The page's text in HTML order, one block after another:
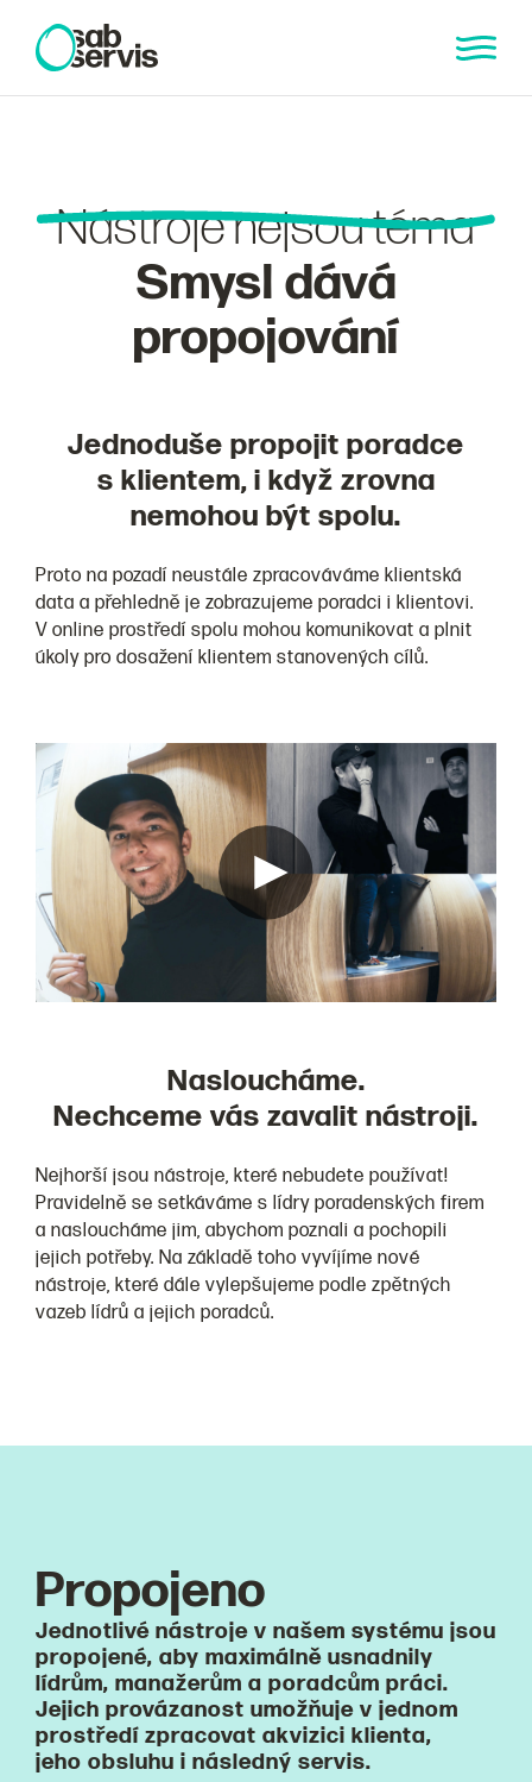
Nástroje nejsou téma
Smysl dává
propojování
Jednoduše propojit poradce
s klientem, i když zrovna
nemohou být spolu.
Proto na pozadí neustále zpracováváme klientská
data a přehledně je zobrazujeme poradci i klientovi.
V online prostředí spolu mohou komunikovat a plnit
úkoly pro dosažení klientem stanovených cílů.
Nasloucháme.
Nechceme vás zavalit nástroji.
Nejhorší jsou nástroje, které nebudete používat!
Pravidelně se setkáváme s lídry poradenských firem
a nasloucháme jim, abychom poznali a pochopili
jejich potřeby. Na základě toho vyvíjíme nové
nástroje, které dále vylepšujeme podle zpětných
vazeb lídrů a jejich poradců.
Propojeno
Jednotlivé nástroje v našem systému jsou
propojené, aby maximálně usnadnily
lídrům, manažerům a poradcům práci.
Jejich provázanost umožňuje v jednom
prostředí zpracovat akvizici klienta,
jeho obsluhu i následný servis.